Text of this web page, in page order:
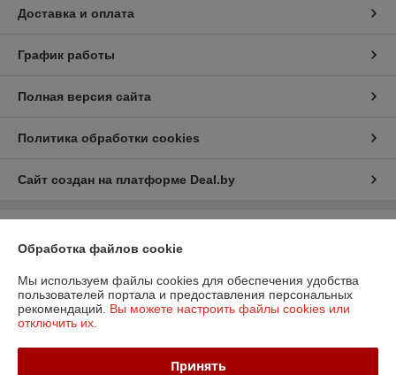
Доставка и оплата
График работы
Полная версия сайта
Политика обработки cookies
Сайт создан на платформе Deal.by
г. Минск пр. Партизанский, 152-1а
Регистрационный номер ЕГР: 190706808
Регистрационный орган: Администрация Заводского района
Обработка файлов cookie
Мы используем файлы cookies для обеспечения удобства
пользователей портала и предоставления персональных
рекомендаций. Вы можете настроить файлы cookies или
отключить их.
Принять